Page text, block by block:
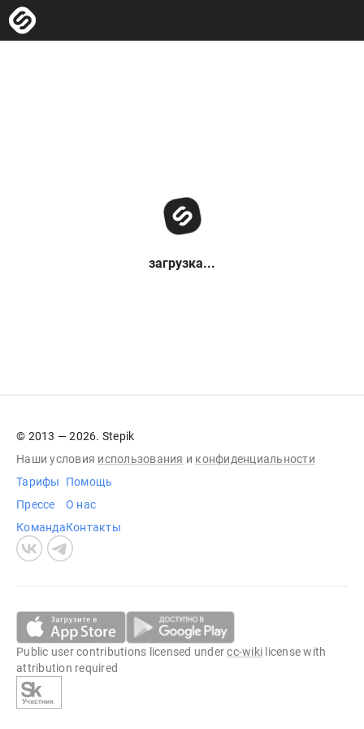
загрузка...
© 2013 — 2026. Stepik
Наши условия использования и конфиденциальности
Тарифы
Прессе
Команда
Помощь
О нас
Контакты
Public user contributions licensed undercc-wiki license with
attribution required